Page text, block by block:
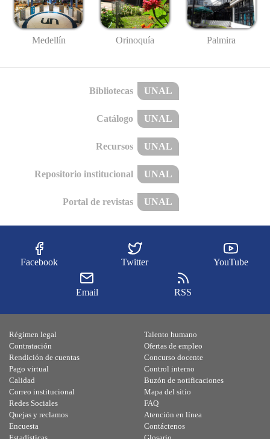
Medellín Orinoquía Palmira
Bibliotecas UNAL
Catálogo UNAL
Recursos UNAL
Repositorio institucional UNAL
Portal de revistas UNAL
Facebook Twitter YouTube
Email RSS
Régimen legal
Contratación
Rendición de cuentas
Pago virtual
Calidad
Talento humano
Ofertas de empleo
Concurso docente
Control interno
Buzón de notificaciones
Correo institucional
Redes Sociales
Quejas y reclamos
Encuesta
Mapa del sitio
FAQ
Atención en línea
Contáctenos